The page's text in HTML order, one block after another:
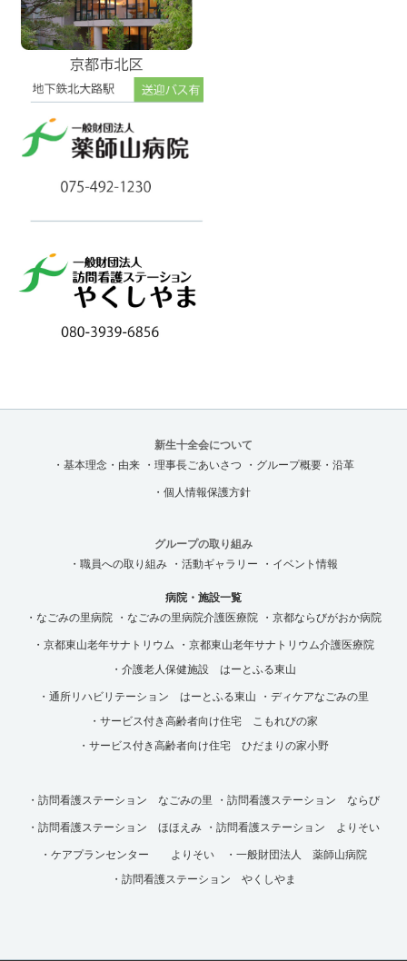
新生十全会について
・基本理念・由来
・理事長ごあいさつ ・グループ概要・沿革
・個人情報保護方針
グループの取り組み
・職員への取り組み
・活動ギャラリー ・イベント情報
病院・施設一覧
・なごみの里病院
・なごみの里病院介護医療院 ・京都ならびがおか病院
・京都東山老年サナトリウム
・京都東山老年サナトリウム介護医療院
・介護老人保健施設 はーとふる東山
・通所リハビリテーション はーとふる東山
・ディケアなごみの里
・サービス付き高齢者向け住宅 こもれびの家
・サービス付き高齢者向け住宅 ひだまりの家小野
・訪問看護ステーション なごみの里 ・訪問看護ステーション ならび
・訪問看護ステーション ほほえみ ・訪問看護ステーション よりそい
・ケアプランセンター よりそい
・一般財団法人 薬師山病院
・訪問看護ステーション やくしやま